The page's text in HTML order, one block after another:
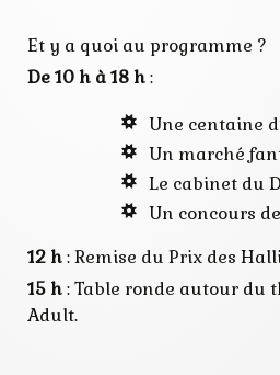
Et y a quoi au programme ?
De 10 h à 18 h:
Une centaine
Un marché
Le cabinet du
Un concours
12 h: Remise du Prix des
15 h: Table ronde autour du
Adult.